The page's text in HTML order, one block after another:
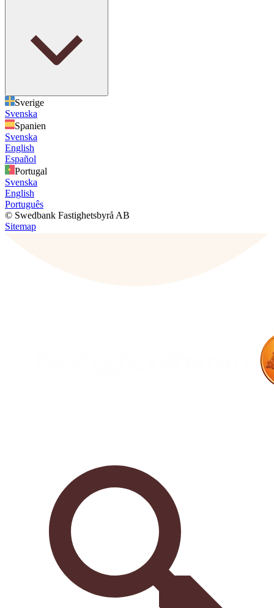
Sverige
Svenska
Spanien
Svenska
English
Español
Portugal
Svenska
English
Português
© Swedbank Fastighetsbyrå AB
Sitemap